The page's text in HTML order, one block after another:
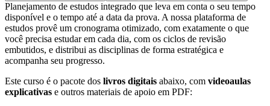
Planejamento de estudos integrado que leva em conta o seu tempo
disponível e o tempo até a data da prova. A nossa plataforma de
estudos provê um cronograma otimizado, com exatamente o que
você precisa estudar em cada dia, com os ciclos de revisão
embutidos, e distribui as disciplinas de forma estratégica e
acompanha seu progresso.
Este curso é o pacote dos livros digitais abaixo, com videoaulas
explicativas e outros materiais de apoio em PDF: